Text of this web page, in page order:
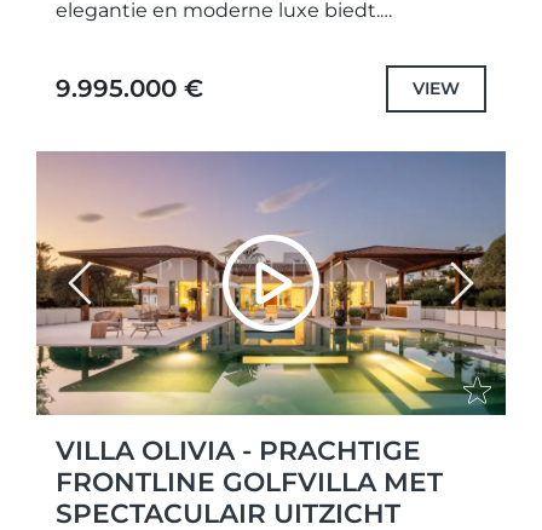
elegantie en moderne luxe biedt.
hoogste normen, geniet het van een
9.995.000 € VIEW
Previous Next
VILLA OLIVIA - PRACHTIGE
FRONTLINE GOLFVILLA MET
SPECTACULAIR UITZICHT